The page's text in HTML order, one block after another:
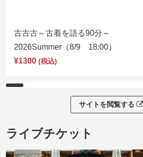
古古古～古着を語る90分～
2026Summer（8/9 18:00）
¥1300 (税込)
サイトを閲覧する
ライブチケット